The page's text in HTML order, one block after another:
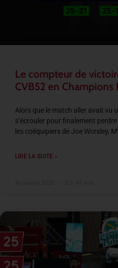
Le compteur de
CVB52 en Champions
Alors que le match aller avait vu
s’écrouler pour finalement
les coéquipiers de Joe Worsley,
LIRE LA SUITE »